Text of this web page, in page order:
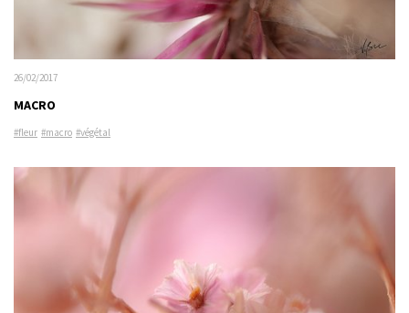
26/02/2017
MACRO
#fleur #macro #végétal